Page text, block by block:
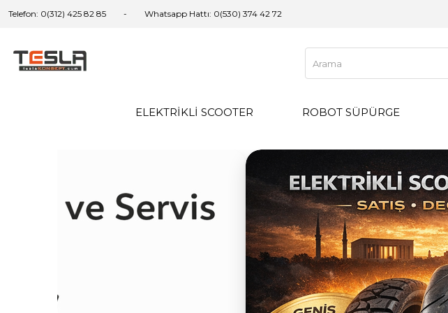
Telefon: 0(312) 425 82 85 Whatsapp Hattı: 0(530) 374 42 72
ELEKTRİKLİ SCOOTER ROBOT SÜPÜRGE